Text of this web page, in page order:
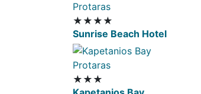
Protaras
★★★★
Sunrise Beach Hotel
Protaras
★★★